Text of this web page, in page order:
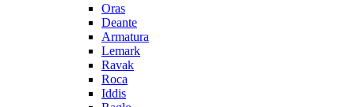
Oras
Deante
Armatura
Lemark
Ravak
Roca
Iddis